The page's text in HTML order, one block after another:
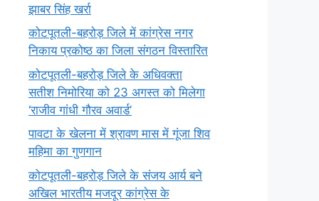
झाबर सिंह खर्रा
कोटपूतली-बहरोड़ जिले में कांग्रेस नगर
निकाय प्रकोष्ठ का जिला संगठन विस्तारित
कोटपूतली-बहरोड़ जिले के अधिवक्ता
सतीश निमोरिया को 23 अगस्त को मिलेगा
‘राजीव गांधी गौरव अवार्ड’
पावटा के खेलना में श्रावण मास में गूंजा शिव
महिमा का गुणगान
कोटपूतली-बहरोड़ जिले के संजय आर्य बने
अखिल भारतीय मजदूर कांग्रेस के